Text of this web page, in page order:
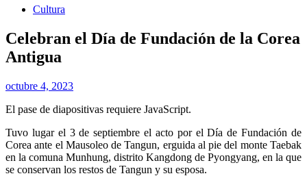
Cultura
Celebran el Día de Fundación de la Corea
Antigua
octubre 4, 2023
El pase de diapositivas requiere JavaScript.
Tuvo lugar el 3 de septiembre el acto por el Día de Fundación de
Corea ante el Mausoleo de Tangun, erguida al pie del monte Taebak
en la comuna Munhung, distrito Kangdong de Pyongyang, en la que
se conservan los restos de Tangun y su esposa.